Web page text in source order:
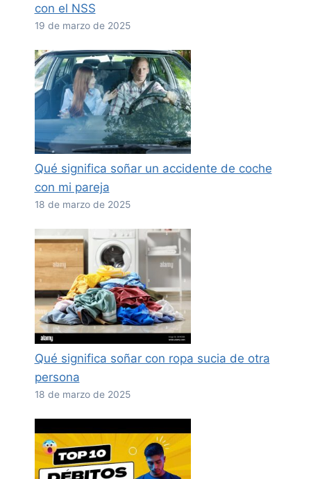
con el NSS
19 de marzo de 2025
Qué significa soñar un accidente de coche
con mi pareja
18 de marzo de 2025
Qué significa soñar con ropa sucia de otra
persona
18 de marzo de 2025